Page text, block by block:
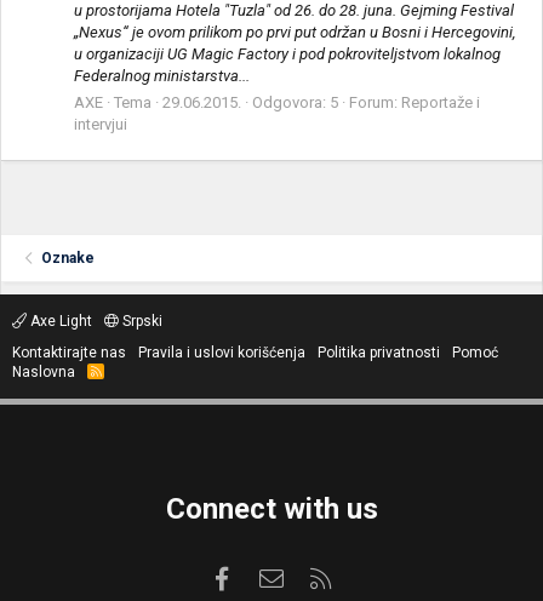
u prostorijama Hotela "Tuzla" od 26. do 28. juna. Gejming Festival
„Nexus“ je ovom prilikom po prvi put održan u Bosni i Hercegovini,
u organizaciji UG Magic Factory i pod pokroviteljstvom lokalnog
Federalnog ministarstva...
AXE Tema 29.06.2015. Odgovora: 5 Forum: Reportaže i
intervjui
Oznake
Axe Light
Srpski
Kontaktirajte nas
Pravila i uslovi korišćenja Politika privatnosti
Pomoć
Naslovna
R
S
Connect with us
FacebookKontaktirajte nas